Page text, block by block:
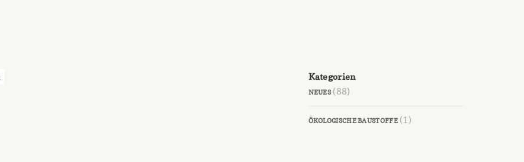
Kategorien
NEUES(88)
ÖKOLOGISCHE BAUSTOFFE(1)